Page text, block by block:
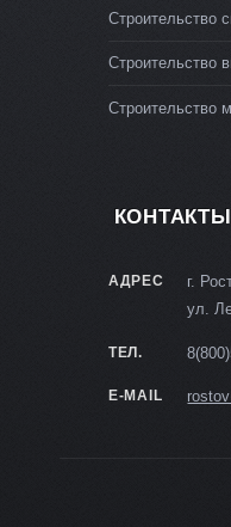
Строительство
Строительство
Строительство
АДРЕС
г.
ул.
ТЕЛ.
E-MAIL